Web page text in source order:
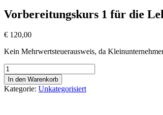
Vorbereitungskurs 1 für die
€ 120,00
Kein Mehrwertsteuerausweis, da
Vorbereitungskurs
1
für
die
In den Warenkorb
Kategorie: Unkategorisiert